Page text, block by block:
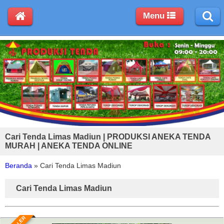
Cari Tenda Limas Madiun | PRODUKSI ANEKA TENDA
MURAH | ANEKA TENDA ONLINE
Beranda » Cari Tenda Limas Madiun
Cari Tenda Limas Madiun
Menu